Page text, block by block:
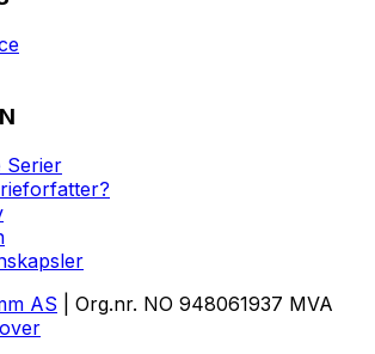
Serier
AS | Org.nr. NO 948061937 MVA